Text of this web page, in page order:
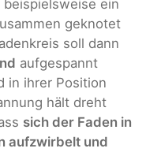
ein
geknotet
soll dann
aufgespannt
in ihrer Position
hält dreht
sich der Faden in
aufzwirbelt und